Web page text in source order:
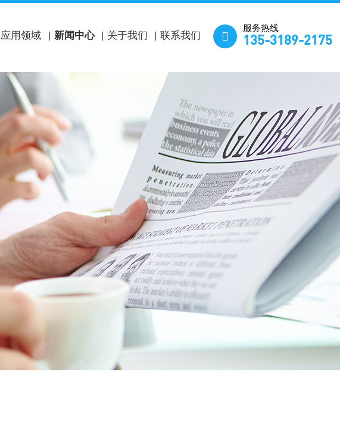
应用领域 新闻中心 关于我们 联系我们 
服务热线
135-3189-2175